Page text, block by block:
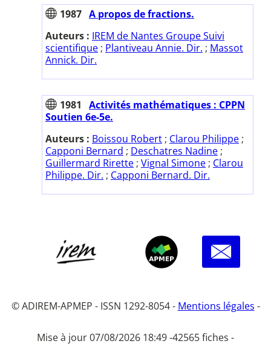
1987 A propos de fractions.
Auteurs : IREM de Nantes Groupe Suivi
scientifique ; Plantiveau Annie. Dir. ; Massot
Annick. Dir.
1981
Activités mathématiques : CPPN
Soutien 6e-5e.
Auteurs : Boissou Robert ; Clarou Philippe ;
Capponi Bernard ; Deschatres Nadine ;
Guillermard Rirette ; Vignal Simone ; Clarou
Philippe. Dir. ; Capponi Bernard. Dir.
© ADIREM-APMEP - ISSN 1292-8054 - Mentions légales -
Mise à jour 07/08/2026 18:49 -42565 fiches -